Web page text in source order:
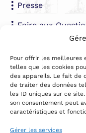
Pour offrir les meilleures
telles que les cookies
des appareils. Le fait de
de traiter des données
les ID uniques sur ce
son consentement peut
caractéristiques et
Gérer les services
Presse
Foire aux
Contact
Par email
Téléphone
Par courrier :
Association Enviro